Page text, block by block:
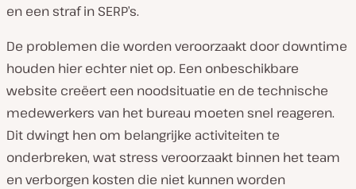
en een straf in SERP’s.
De problemen die worden veroorzaakt door downtime
houden hier echter niet op. Een onbeschikbare
website creëert een noodsituatie en de technische
medewerkers van het bureau moeten snel reageren.
Dit dwingt hen om belangrijke activiteiten te
onderbreken, wat stress veroorzaakt binnen het team
en verborgen kosten die niet kunnen worden